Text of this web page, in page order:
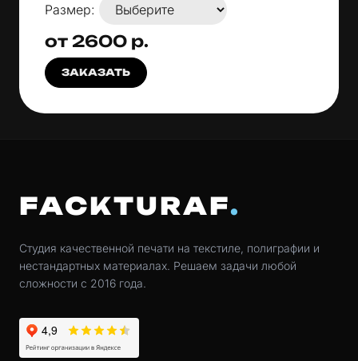
Размер:
от 2600 р.
ЗАКАЗАТЬ
FACKTURAF
Студия качественной печати на текстиле, полиграфии и
нестандартных материалах. Решаем задачи любой
сложности с 2016 года.